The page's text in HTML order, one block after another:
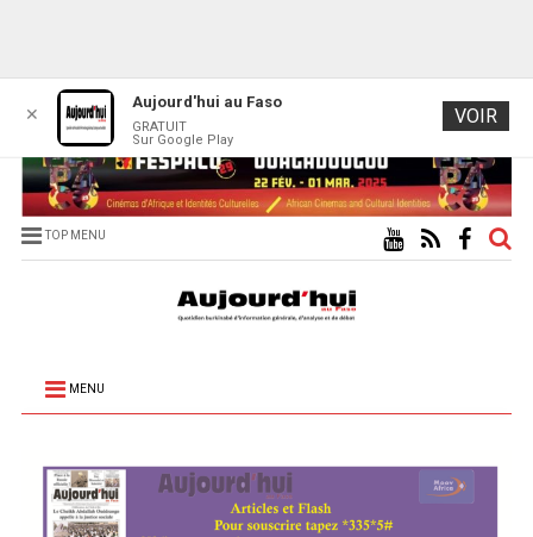
TOP MENU
MENU
✕
Aujourd'hui au Faso
GRATUIT
Sur Google Play
VOIR